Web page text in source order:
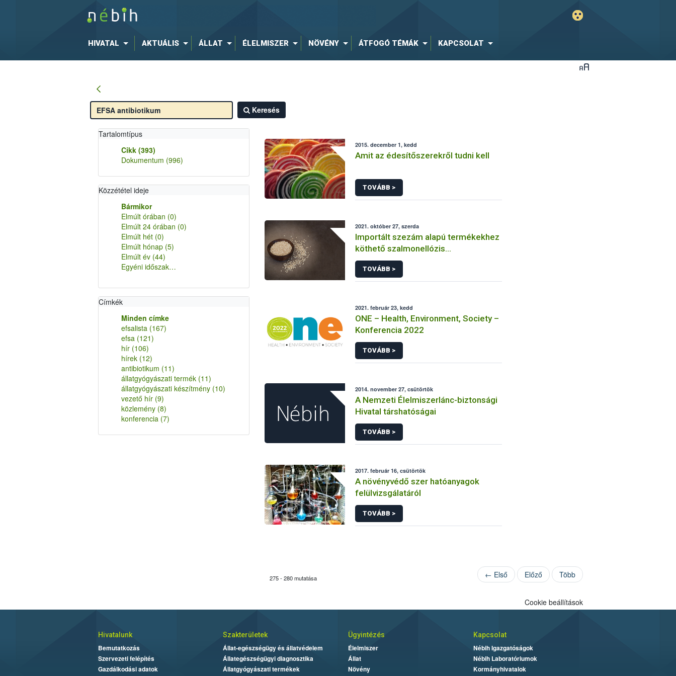
HIVATAL AKTUÁLIS ÁLLAT ÉLELMISZER NÖVÉNY ÁTFOGÓ TÉMÁK KAPCSOLAT
Keresés
Tartalomtípus
Cikk (393)
Dokumentum (996)
Közzététel ideje
Bármikor
Elmúlt órában (0)
Elmúlt 24 órában (0)
Elmúlt hét (0)
Elmúlt hónap (5)
Elmúlt év (44)
Egyéni időszak…
Címkék
Minden címke
efsalista (167)
efsa (121)
hír (106)
hírek (12)
antibiotikum (11)
állatgyógyászati termék (11)
állatgyógyászati készítmény (10)
vezető hír (9)
közlemény (8)
konferencia (7)
2015. december 1, kedd
Amit az édesítőszerekről tudni kell
TOVÁBB >
2021. október 27, szerda
Importált szezám alapú termékekhez
köthető szalmonellózis
megbetegedések
TOVÁBB >
2021. február 23, kedd
ONE – Health, Environment, Society –
Konferencia 2022
TOVÁBB >
2014. november 27, csütörtök
A Nemzeti Élelmiszerlánc-biztonsági
Hivatal társhatóságai
TOVÁBB >
2017. február 16, csütörtök
A növényvédő szer hatóanyagok
felülvizsgálatáról
TOVÁBB >
275 - 280 mutatása ← Első Előző Több
Cookie beállítások
Hivatalunk
Bemutatkozás
Szervezeti felépítés
Gazdálkodási adatok
Szakterületek
Állat-egészségügy és állatvédelem
Állategészségügyi diagnosztika
Állatgyógyászati termékek
Ügyintézés
Élelmiszer
Állat
Növény
Kapcsolat
Nébih Igazgatóságok
Nébih Laboratóriumok
Kormányhivatalok